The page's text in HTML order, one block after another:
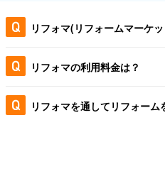
リフォマ(リフォームマーケ
リフォマの利用料金は？
リフォマを通してリフォーム